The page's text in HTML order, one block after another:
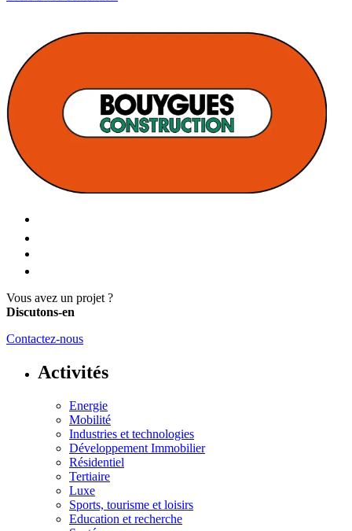
Vous avez un projet ?
Discutons-en
Contactez-nous
Activités
Energie
Mobilité
Industries et technologies
Développement Immobilier
Résidentiel
Tertiaire
Luxe
Sports, tourisme et loisirs
Education et recherche